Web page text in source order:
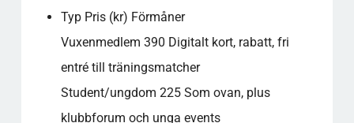
Typ Pris (kr) Förmåner
Vuxenmedlem 390 Digitalt kort, rabatt, fri
entré till träningsmatcher
Student/ungdom 225 Som ovan, plus
klubbforum och unga events